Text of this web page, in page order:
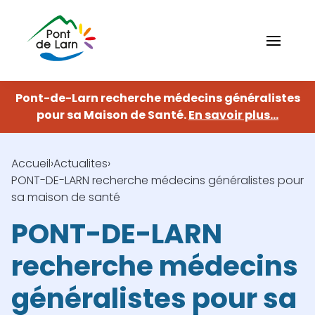
contenu
principal
fermer
Navigation
principale
Ma
commune
Histoire
Se
Elus du
conseil
municipal
Ville
active
sportives
Associations
culturelles
et
jeunesse
Petite
enfance
Action
sociale
Pont-de-Larn recherche médecins généralistes
pour sa Maison de Santé.En savoir plus...
Fil
d'Ariane
Accueil Actualites
PONT-DE-LARN recherche médecins généralistes pour
sa maison de santé
PONT-DE-LARN
recherche médecins
généralistes pour sa